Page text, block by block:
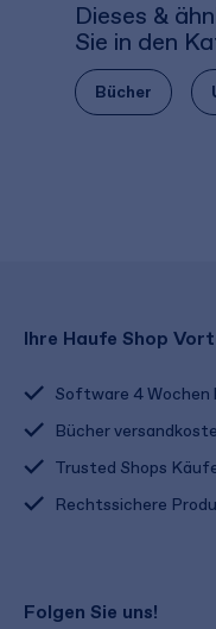
Dieses &
Sie in den
Bücher
Ihre Haufe Shop
Software 4
Bücher
Trusted Shops
Rechtssichere
Folgen Sie uns!